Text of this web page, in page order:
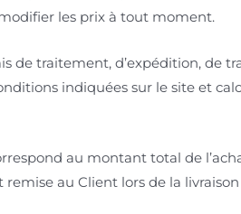
les prix à tout moment.
de traitement, d’expédition, de
indiquées sur le site et
au montant total de
au Client lors de la